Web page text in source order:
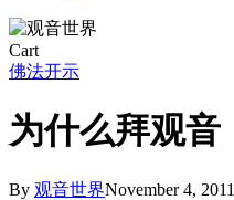
CartClose
Cart
佛法开示
为什么拜观音
By 观音世界November 4, 2011